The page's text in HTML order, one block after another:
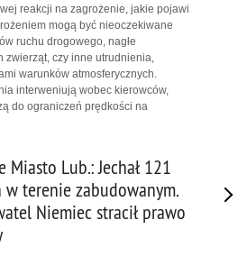
reakcji na zagrożenie, jakie pojawi
mogą być nieoczekiwane
ruchu drogowego, nagłe
czy inne utrudnienia,
warunków atmosferycznych.
interweniują wobec kierowców,
do ograniczeń prędkości na
Miasto Lub.: Jechał 121
w terenie zabudowanym.
Niemiec stracił prawo